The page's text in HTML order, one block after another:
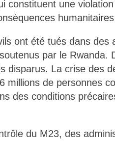
constituent une
ont été tués dans des
par le Rwanda.
disparus. La crise des
millions de personnes
des conditions
du M23, des